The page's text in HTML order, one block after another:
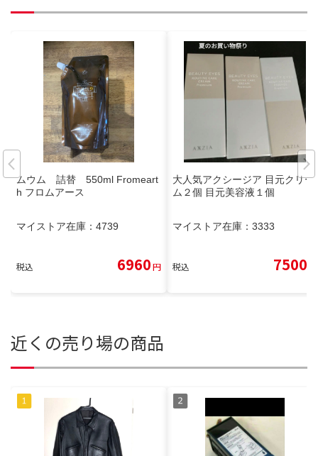
ムウム 詰替 550ml Fromeart
h フロムアース
マイストア在庫： 4739
税込 6960円
大人気アクシージア 目元クリー
ム２個 目元美容液１個
マイストア在庫： 3333
税込 7500
近くの売り場の商品